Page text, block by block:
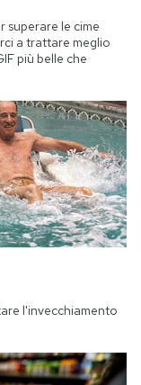
superare le cime
a trattare meglio
più belle che
l'invecchiamento